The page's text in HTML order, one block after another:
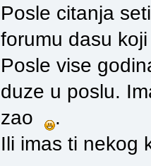
Posle citanja
forumu dasu
Posle vise
duze u poslu.
zao
.
Ili imas ti nekog